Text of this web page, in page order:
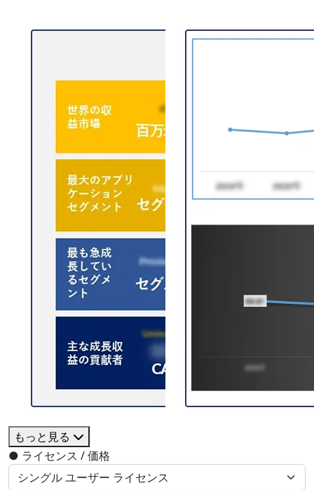
もっと見る
● ライセンス / 価格